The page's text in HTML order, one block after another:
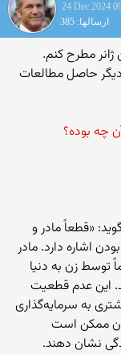
24 Dec 2024
ارسالها: 385
مطرح کنم.
حاصل مطالعات
چه بوده؟
«قطعاً مادر و
اشاره دارد. مادر
زن به دنیا
این عدم قطعیت
به سرمایه‌گذاری
ممکن است
نشان دهند.